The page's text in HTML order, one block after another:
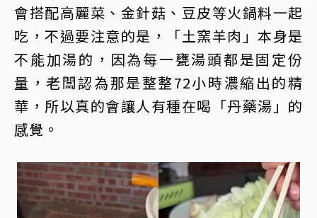
會搭配高麗菜、金針菇、豆皮等火鍋料一起
吃，不過要注意的是，「土窯羊肉」本身是
不能加湯的，因為每一甕湯頭都是固定份
量，老闆認為那是整整72小時濃縮出的精
華，所以真的會讓人有種在喝「丹藥湯」的
感覺。